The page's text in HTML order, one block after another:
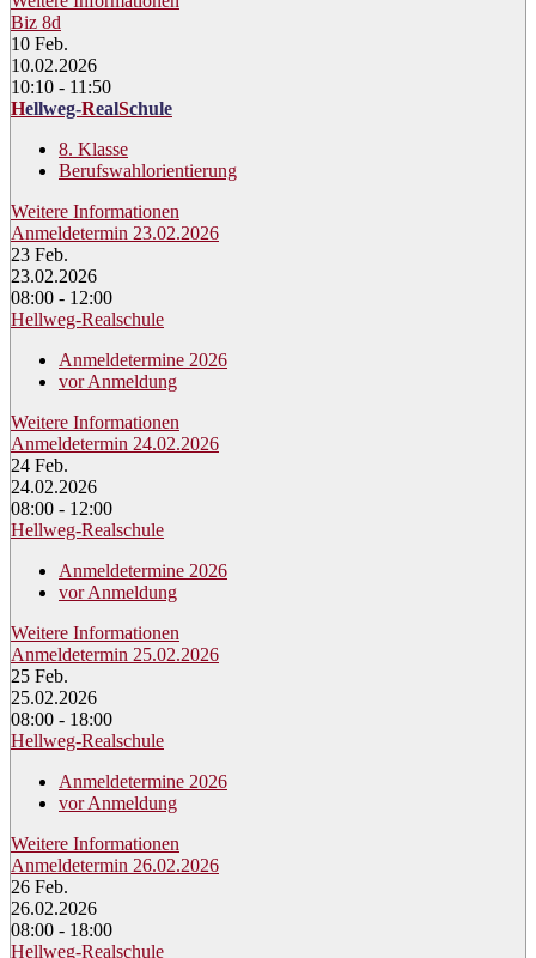
Biz 8d
10 Feb.
10.02.2026
10:10 - 11:50
Hellweg-RealSchule
8. Klasse
Berufswahlorientierung
Weitere Informationen
Anmeldetermin 23.02.2026
23 Feb.
23.02.2026
08:00 - 12:00
Hellweg-Realschule
Anmeldetermine 2026
vor Anmeldung
Weitere Informationen
Anmeldetermin 24.02.2026
24 Feb.
24.02.2026
08:00 - 12:00
Hellweg-Realschule
Anmeldetermine 2026
vor Anmeldung
Weitere Informationen
Anmeldetermin 25.02.2026
25 Feb.
25.02.2026
08:00 - 18:00
Hellweg-Realschule
Anmeldetermine 2026
vor Anmeldung
Weitere Informationen
Anmeldetermin 26.02.2026
26 Feb.
26.02.2026
08:00 - 18:00
Hellweg-Realschule